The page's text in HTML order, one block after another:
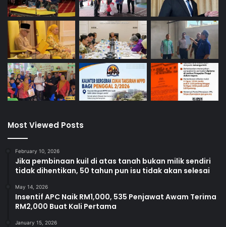
Most Viewed Posts
February 10, 2026
Jika pembinaan kuil di atas tanah bukan milik sendiri
tidak dihentikan, 50 tahun pun isu tidak akan selesai
May 14, 2026
Insentif APC Naik RM1,000, 535 Penjawat Awam Terima
RM2,000 Buat Kali Pertama
January 15, 2026